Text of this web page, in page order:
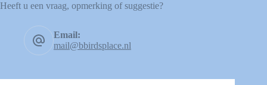
Heeft u een vraag, opmerking of suggestie?
Email:
mail@bbirdsplace.nl